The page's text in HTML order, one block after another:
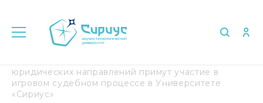
юридических направлений примут участие в
игровом судебном процессе в Университете
«Сириус»